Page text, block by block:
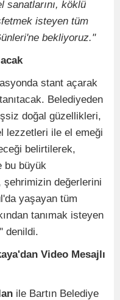
sanatlarını, köklü
isteyen tüm
bekliyoruz."
stant açarak
Belediyeden
doğal güzellikleri,
lezzetleri ile el emeği
belirtilerek,
bu büyük
şehrimizin değerlerini
yaşayan tüm
tanımak isteyen
denildi.
Video Mesajlı
ile Bartın Belediye